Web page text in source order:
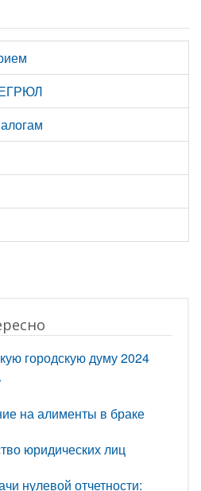
городскую думу 2024
на алименты в браке
юридических лиц
нулевой отчетности: